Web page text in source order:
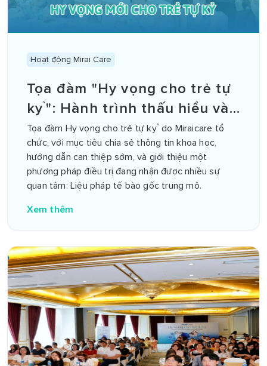
Hoạt động Mirai Care
Tọa đàm "Hy vọng cho trẻ tự
kỷ": Hành trình thấu hiểu và
yêu thương đúng cách
Tọa đàm Hy vọng cho trẻ tự kỷ do Miraicare tổ
chức, với mục tiêu chia sẻ thông tin khoa học,
hướng dẫn can thiệp sớm, và giới thiệu một
phương pháp điều trị đang nhận được nhiều sự
quan tâm: Liệu pháp tế bào gốc trung mô.
Xem thêm